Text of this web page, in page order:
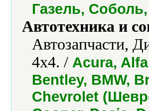
Газель,
Автотехника и
Автозапчасти,
4x4. / Acura,
Bentley, BMW,
Chevrolet